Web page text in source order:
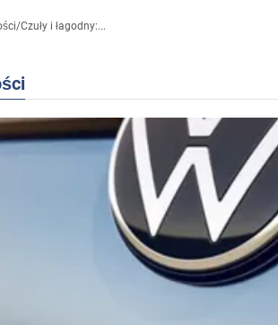
/Czuły i łagodny:...